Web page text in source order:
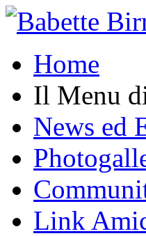
Home
Il Menu
News ed
Link